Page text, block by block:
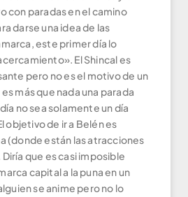
con paradas en el camino
darse una idea de las
este primer día lo
El Shincal es
pero no es el motivo de un
más que nada una parada
no sea solamente un día
objetivo de ir a Belén es
(donde están las atracciones
que es casi imposible
capital a la puna en un
se anime pero no lo